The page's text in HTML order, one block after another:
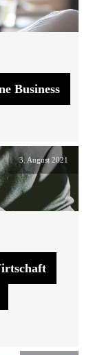
Business
3. August 2021